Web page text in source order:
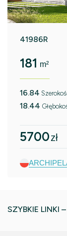
41986R
181 m²
16.84
18.44
5700zł
SZYBKIE LINKI –